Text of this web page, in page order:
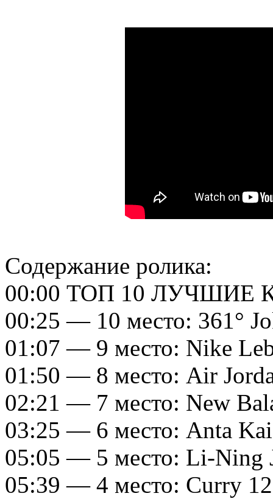
Содержание ролика:
00:00 ТОП 10 ЛУЧШИЕ
00:25 — 10 место: 361°
01:07 — 9 место: Nike
01:50 — 8 место: Air
02:21 — 7 место: New
03:25 — 6 место: Anta Kai
05:05 — 5 место: Li-Ning
05:39 — 4 место: Curry 12